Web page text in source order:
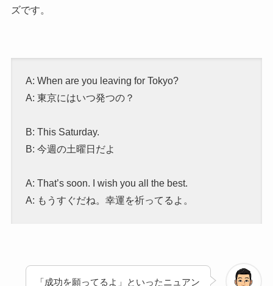
ズです。
A: When are you leaving for Tokyo?
A: 東京にはいつ発つの？
B: This Saturday.
B: 今週の土曜日だよ
A: That’s soon. I wish you all the best.
A: もうすぐだね。幸運を祈ってるよ。
「成功を願ってるよ」といったニュアン